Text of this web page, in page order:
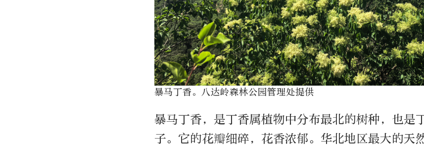
暴马丁香。八达岭森林公园管理处提供
暴马丁香，是丁香属植物中分布最北的树种，也是
子。它的花瓣细碎，花香浓郁。华北地区最大的天